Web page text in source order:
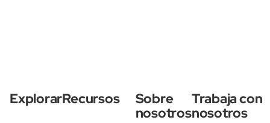
ExplorarRecursos
Sobre
nosotros
Trabaja con
nosotros